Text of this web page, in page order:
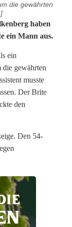
die gewährten
haben
ein Mann aus.
ein
die gewährten
musste
Der Brite
den
Den 54-